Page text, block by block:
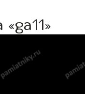
«ga11»